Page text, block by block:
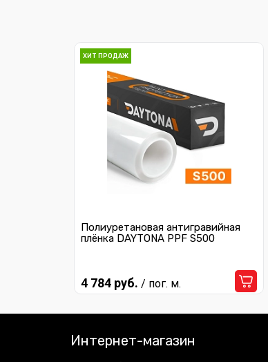
ХИТ ПРОДАЖ
Полиуретановая антигравийная
плёнка DAYTONA PPF S500
4 784 руб. / пог. м.
Интернет-магазин